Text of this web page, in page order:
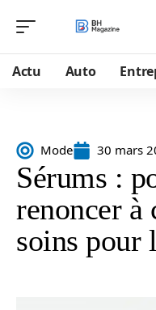
Actu Auto
Mode 30 mars
Sérums :
renoncer à
soins pour